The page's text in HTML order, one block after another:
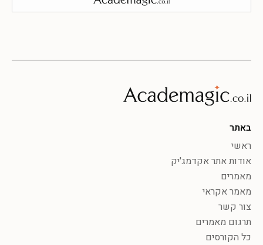
באתר
ראשי
אודות אתר אקדמג'יק
מאמרים
מאמר אקראי
צור קשר
תרגום מאמרים
כל הקורסים